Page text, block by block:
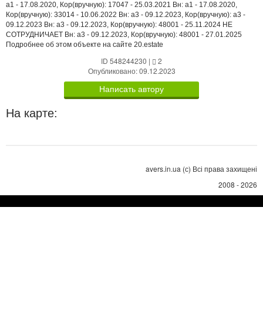
a1 - 17.08.2020, Кор(вручную): 17047 - 25.03.2021 Вн: a1 - 17.08.2020,
Кор(вручную): 33014 - 10.06.2022 Вн: a3 - 09.12.2023, Кор(вручную): a3 -
09.12.2023 Вн: a3 - 09.12.2023, Кор(вручную): 48001 - 25.11.2024 НЕ
СОТРУДНИЧАЕТ Вн: a3 - 09.12.2023, Кор(вручную): 48001 - 27.01.2025
Подробнее об этом объекте на сайте 20.estate
ID 548244230 |
2
Опубликовано: 09.12.2023
Написать автору
На карте:
avers.in.ua (с) Всі права захищені
2008 - 2026